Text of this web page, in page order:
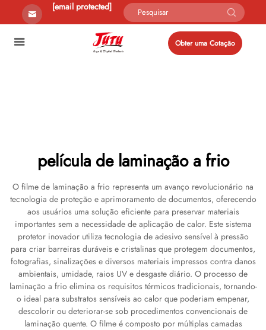
[email protected]
Obter uma Cotação
película de laminação a frio
O filme de laminação a frio representa um avanço revolucionário na
tecnologia de proteção e aprimoramento de documentos, oferecendo
aos usuários uma solução eficiente para preservar materiais
importantes sem a necessidade de aplicação de calor. Este sistema
protetor inovador utiliza tecnologia de adesivo sensível à pressão
para criar barreiras duráveis e cristalinas que protegem documentos,
fotografias, sinalizações e diversos materiais impressos contra danos
ambientais, umidade, raios UV e desgaste diário. O processo de
laminação a frio elimina os requisitos térmicos tradicionais, tornando-
o ideal para substratos sensíveis ao calor que poderiam empenar,
descolorir ou deteriorar-se sob procedimentos convencionais de
laminação quente. O filme é composto por múltiplas camadas